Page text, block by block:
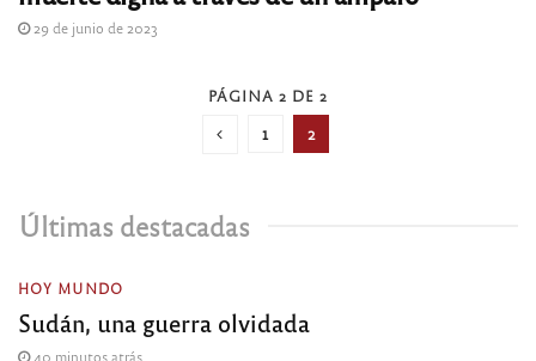
29 de junio de 2023
PÁGINA 2 DE 2
1 2
Últimas destacadas
HOY MUNDO
Sudán, una guerra olvidada
40 minutos atrás